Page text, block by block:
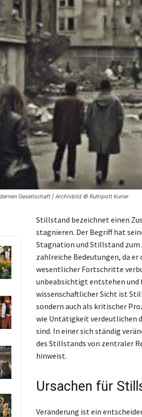
Gesellschaft | Archivbild © Ruhrpott Kurier
Stillstand bezeichnet einen
stagnieren. Der Begriff hat
Stagnation und Stillstand zum
zahlreiche Bedeutungen, da
wesentlicher Fortschritte
unbeabsichtigt entstehen und
wissenschaftlicher Sicht ist
sondern auch als kritischer
wie Untätigkeit verdeutlichen
sind. In einer sich ständig
des Stillstands von zentraler
hinweist.
Ursachen für
Veränderung ist ein